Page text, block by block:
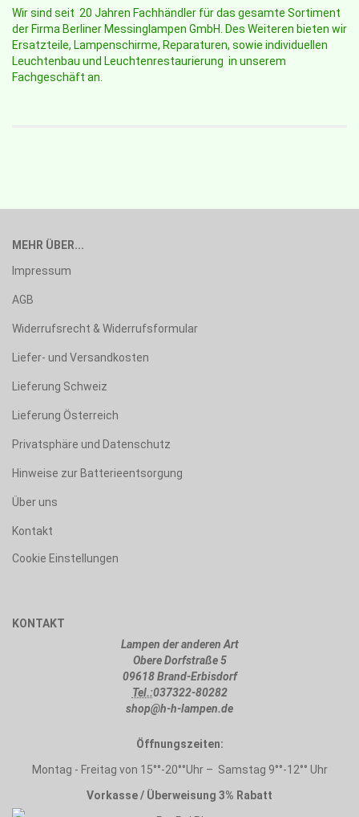
Wir sind seit 20 Jahren Fachhändler für das gesamte Sortiment
der Firma Berliner Messinglampen GmbH. Des Weiteren bieten wir
Ersatzteile, Lampenschirme, Reparaturen, sowie individuellen
Leuchtenbau und Leuchtenrestaurierung in unserem
Fachgeschäft an.
MEHR ÜBER...
Impressum
AGB
Widerrufsrecht & Widerrufsformular
Liefer- und Versandkosten
Lieferung Schweiz
Lieferung Österreich
Privatsphäre und Datenschutz
Hinweise zur Batterieentsorgung
Über uns
Kontakt
Cookie Einstellungen
KONTAKT
Lampen der anderen Art
Obere Dorfstraße 5
09618 Brand-Erbisdorf
Tel.:037322-80282
shop@h-h-lampen.de
Öffnungszeiten:
Montag - Freitag von 15°°-20°°Uhr – Samstag 9°°-12°° Uhr
Vorkasse / Überweisung 3% Rabatt